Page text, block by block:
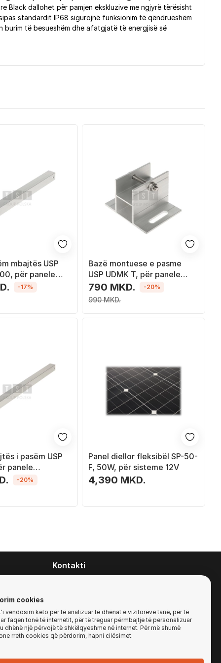
Black dallohet për pamjen ekskluzive me ngjyrë tërësisht
standardit IP68 sigurojnë funksionim të qëndrueshëm
të besueshëm dhe afatgjatë të energjisë së
mbajtës USP
për panele
për çati dhe
metalike
-17%
Bazë montuese e pasme
USP UDMK T, për panele
fotovoltaike, metalike, gri
790 MKD.
990 MKD.
-20%
i pasëm USP
panele
metalik
-20%
Panel diellor fleksibël SP-50-
F, 50W, për sisteme 12V
4,390 MKD.
Kontakti
Për kërkesa të ofertave:
b2b@zirafa50.mk
cookies
vendosim këto për të analizuar të dhënat e vizitorëve tanë, për të
faqen tonë të internetit, për të treguar përmbajtje të personalizuar
dhënë një përvojë të shkëlqyeshme në internet. Për më shumë
rreth cookies që përdorim, hapni cilësimet.